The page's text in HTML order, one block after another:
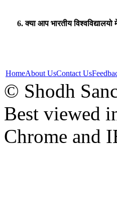
6. क्या आप भारतीय
HomeAbout UsContact Us
© Shodh
Best viewed
Chrome and